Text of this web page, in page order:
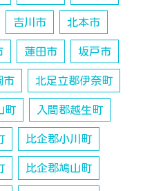
吉川市 北本市
蓮田市 坂戸市
市 北足立郡伊奈町
町 入間郡越生町
比企郡小川町
比企郡鳩山町